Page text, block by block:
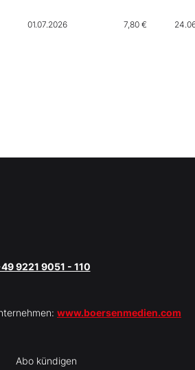
01.07.2026 7,80 €
9221 9051 - 110
www.boersenmedien.com
Abo kündigen